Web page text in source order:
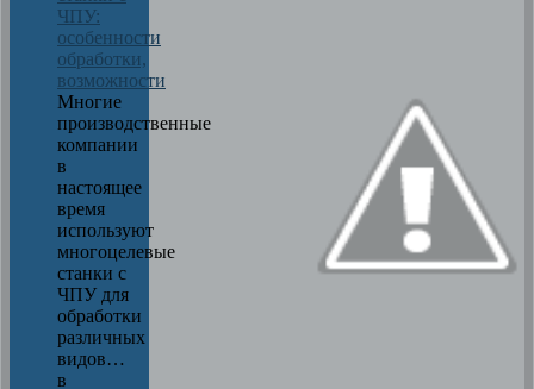
ЧПУ:
особенности
обработки,
возможности
Многие
производственные
компании
в
настоящее
время
используют
многоцелевые
станки с
ЧПУ для
обработки
различных
видов…
в